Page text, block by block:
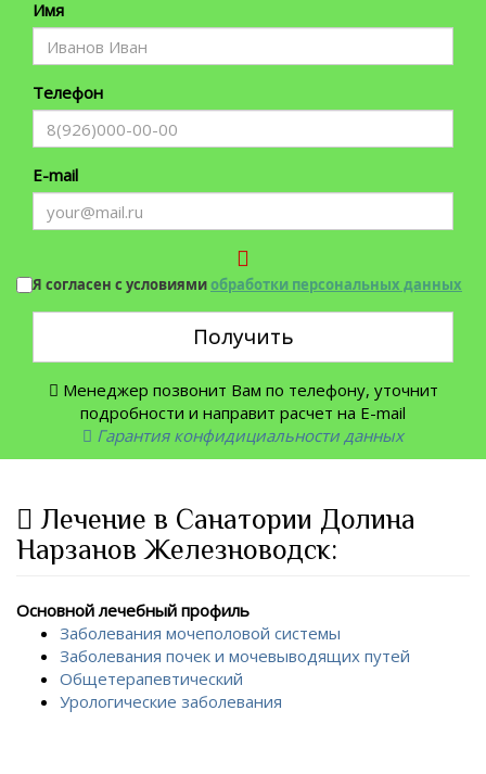
Имя
Телефон
E-mail
Я согласен с условиямиобработки персональных данных
Получить
Менеджер позвонит Вам по телефону, уточнит
подробности и направит расчет на E-mail
Гарантия конфидициальности данных
Лечение в Санатории Долина
Нарзанов Железноводск:
Основной лечебный профиль
Заболевания мочеполовой системы
Заболевания почек и мочевыводящих путей
Общетерапевтический
Урологические заболевания